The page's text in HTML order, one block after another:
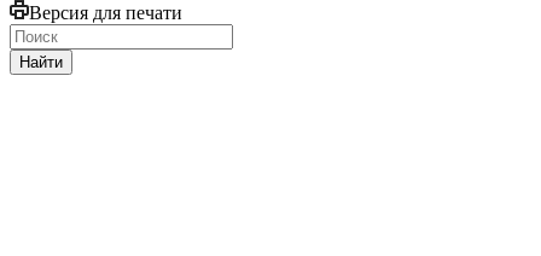
Версия для печати
Найти